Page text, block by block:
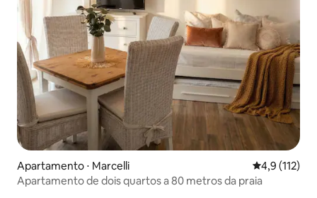
Apartamento ⋅ Marcelli 4,9 de uma
4,9 (112)
Apartamento de dois quartos a 80 metros da praia